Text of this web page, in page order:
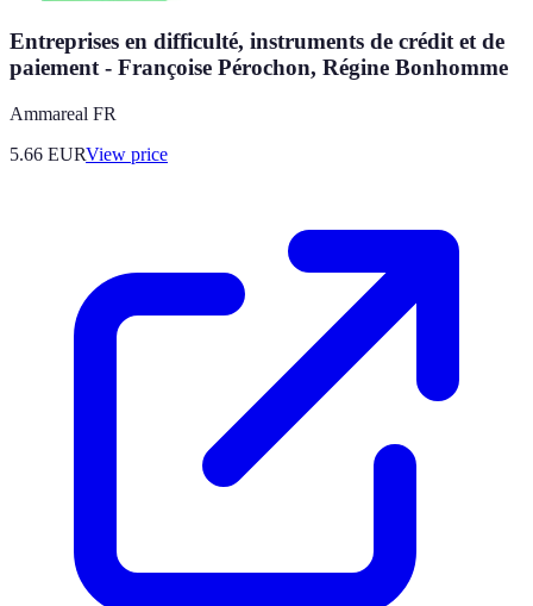
Entreprises en difficulté, instruments de crédit et de
paiement - Françoise Pérochon, Régine Bonhomme
Ammareal FR
5.66 EURView price